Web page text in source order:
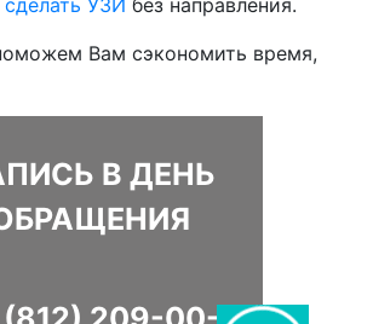
сделать УЗИ без направления.
Вам сэкономить время,
В ДЕНЬ